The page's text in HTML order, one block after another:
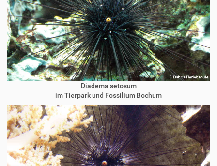
Diadema setosum
im Tierpark und Fossilium Bochum